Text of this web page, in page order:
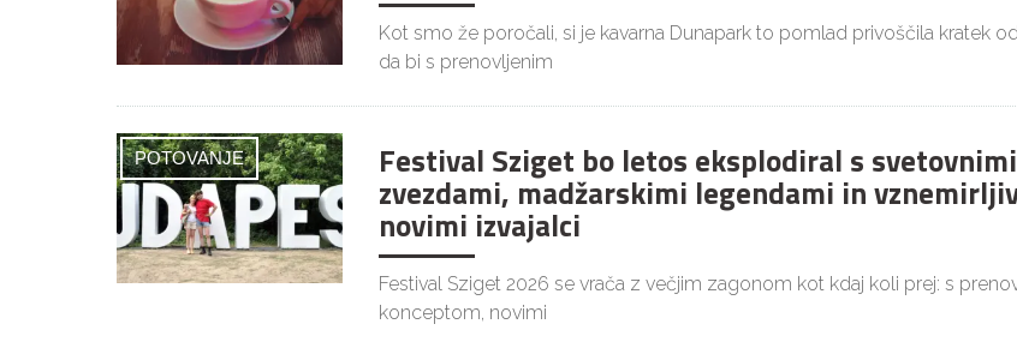
Kot smo že poročali, si je kavarna Dunapark to pomlad privoščila kratek
da bi s prenovljenim
POTOVANJE Festival Sziget bo letos eksplodiral s svetovnimi
zvezdami, madžarskimi legendami in
novimi izvajalci
Festival Sziget 2026 se vrača z večjim zagonom kot kdaj koli prej: s
konceptom, novimi